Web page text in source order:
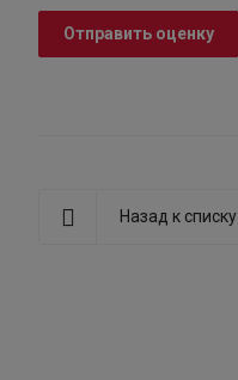
Отправить оценку
Назад к списку